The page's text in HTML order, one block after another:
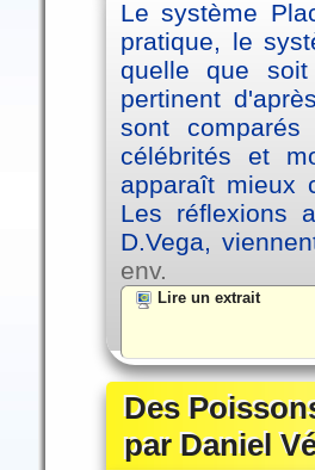
Le système
pratique, le
quelle que
pertinent
sont
célébrités et
apparaît mieux
Les réflexions
D.Vega,
env.
Lire un extrait
Des
par Daniel